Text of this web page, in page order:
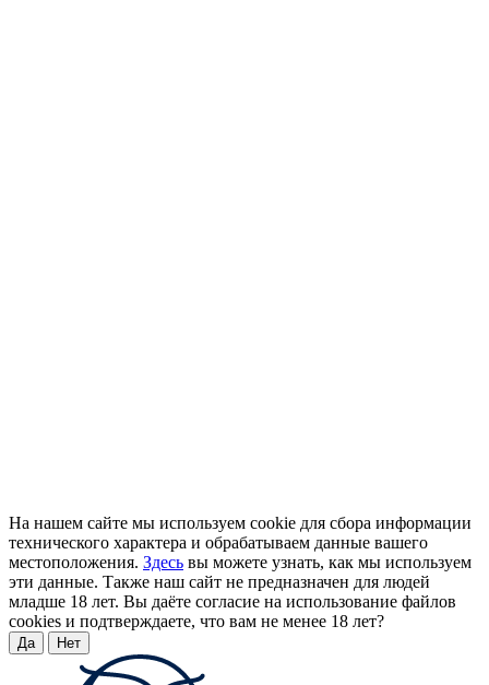
На нашем сайте мы используем cookie для сбора информации
технического характера и обрабатываем данные вашего
местоположения. Здесь вы можете узнать, как мы используем
эти данные. Также наш сайт не предназначен для людей
младше 18 лет. Вы даёте согласие на использование файлов
cookies и подтверждаете, что вам не менее 18 лет?
Да Нет